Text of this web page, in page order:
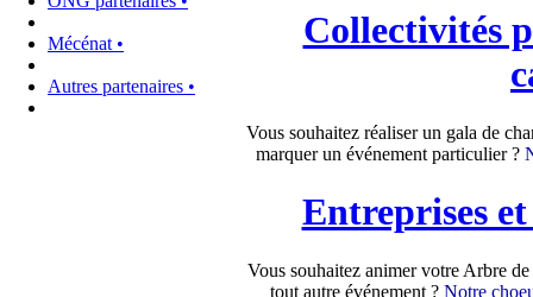
Mécénat •
Autres partenaires •
Collectivités
Vous souhaitez réaliser un gala de
marquer un événement particulier ?
Entreprises
Vous souhaitez animer votre Arbre
tout autre événement ? Notre